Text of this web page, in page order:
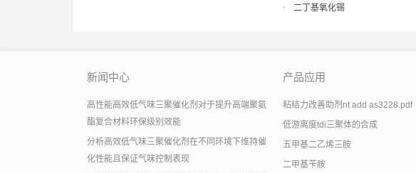
二丁基氧化锡
新闻中心
高性能高效低气味三聚催化剂对于提升高端聚氨
酯复合材料环保级别效能
分析高效低气味三聚催化剂在不同环境下维持催
化性能且保证气味控制表现
产品应用
粘结力改善助剂nt add as3228.pdf
低游离度tdi三聚体的合成
五甲基二乙烯三胺
二甲基苄胺